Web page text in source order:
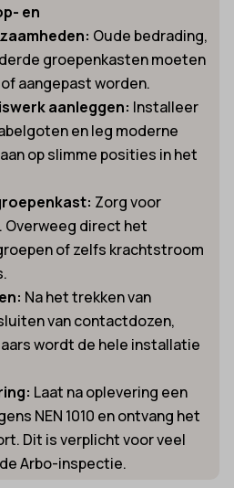
en
Oude bedrading,
groepenkasten moeten
aangepast worden.
aanleggen: Installeer
en leg moderne
op slimme posities in het
Zorg voor
direct het
of zelfs krachtstroom
Na het trekken van
van contactdozen,
wordt de hele installatie
Laat na oplevering een
NEN 1010 en ontvang het
Dit is verplicht voor veel
Arbo-inspectie.